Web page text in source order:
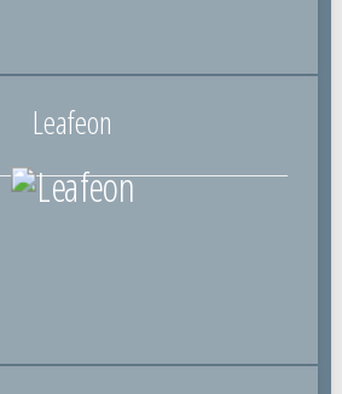
Leafeon